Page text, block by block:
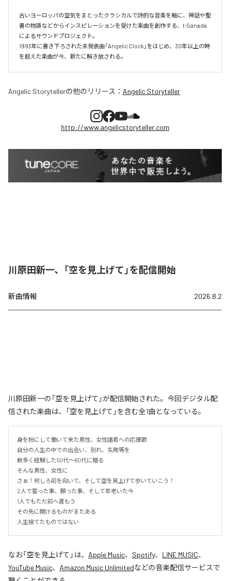
古いヨーロッパの空気をまとったクラシカルで詩的な音楽を軸に、神話や聖
書の物語などからインスピレーションを受けた楽曲を創作する、t-Sanada
によるサウンドプロジェクト。
1993年に書き下ろされた未発表曲「Angelic Clock」をはじめ、30年以上の時
を超えた楽曲が今、新たに解き放される。
Angelic Storytellerの他のリリース： Angelic Storyteller
http://www.angelicstoryteller.com
川原田新一、「空を見上げて」を配信開始
新曲情報 2026.8.2
川原田新一の「空を見上げて」が配信開始された。今回デジタル配
信された楽曲は、「空を見上げて」を含む全1曲となっている。
身を粉にして働いて来た男性、女性諸君への応援歌
自分の人生の中での出会い、別れ、失敗等を
数多く経験した50代〜60代に贈る
そんな男性、女性に
さぁ！何しろ前を向いて、そして空を見上げて歩いていこう！
2人で誓った事、願った事、そして年老いた今
1人でもただ前へ進もう
その先に開けるものがまたある
人生捨てたものではない
なお「空を見上げて 」は、 Apple Music、 Spotify、 LINE MUSIC、
YouTube Music、 Amazon Music Unlimitedなどの音楽配信サービスで